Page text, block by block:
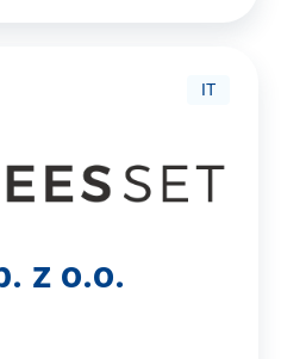
IT
z o.o.